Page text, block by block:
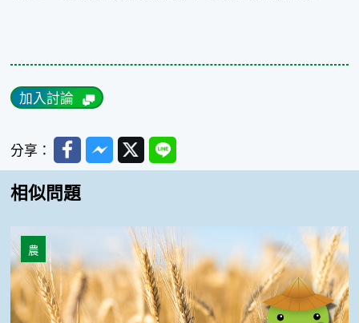
加入討論
分享： FacebookMessenger
TwitterLine
相似問題
有何方法可以刺激洋香瓜種子發芽？
農